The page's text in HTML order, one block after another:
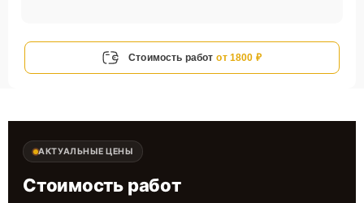
Стоимость работ от 1800 ₽
АКТУАЛЬНЫЕ ЦЕНЫ
Стоимость работ